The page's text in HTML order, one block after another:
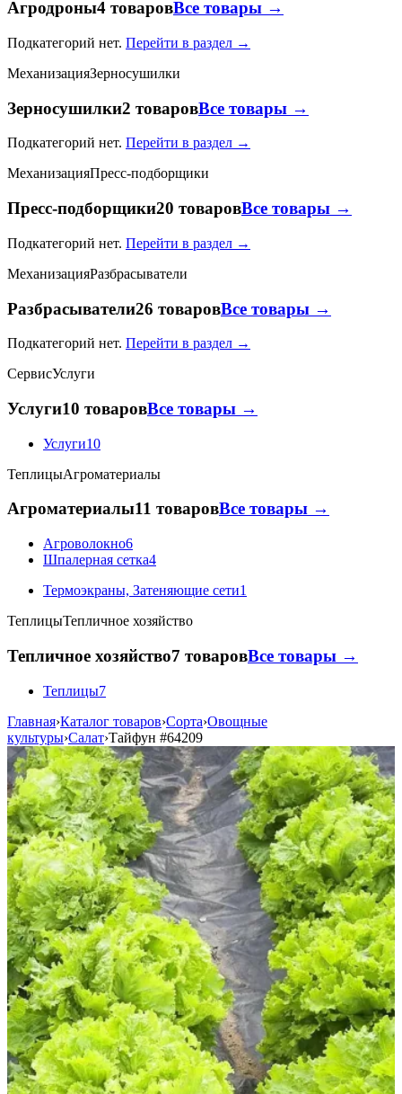
Агродроны4 товаровВсе товары →
Подкатегорий нет. Перейти в раздел →
МеханизацияЗерносушилки
Зерносушилки2 товаровВсе товары →
Подкатегорий нет. Перейти в раздел →
МеханизацияПресс-подборщики
Пресс-подборщики20 товаровВсе товары →
Подкатегорий нет. Перейти в раздел →
МеханизацияРазбрасыватели
Разбрасыватели26 товаровВсе товары →
Подкатегорий нет. Перейти в раздел →
СервисУслуги
Услуги10 товаровВсе товары →
Услуги10
ТеплицыАгроматериалы
Агроматериалы11 товаровВсе товары →
Агроволокно6
Шпалерная сетка4
Термоэкраны, Затеняющие сети1
ТеплицыТепличное хозяйство
Тепличное хозяйство7 товаровВсе товары →
Теплицы7
Главная›Каталог товаров›Сорта›Овощные
культуры›Салат›Тайфун #64209